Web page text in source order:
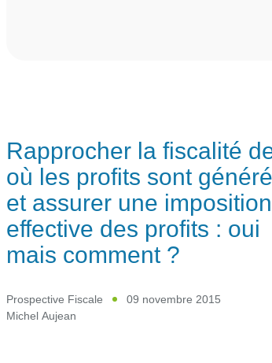
Rapprocher la fiscalité
où les profits sont
et assurer une imposition
effective des profits : oui
mais comment ?
Prospective Fiscale
09 novembre 2015
Michel Aujean